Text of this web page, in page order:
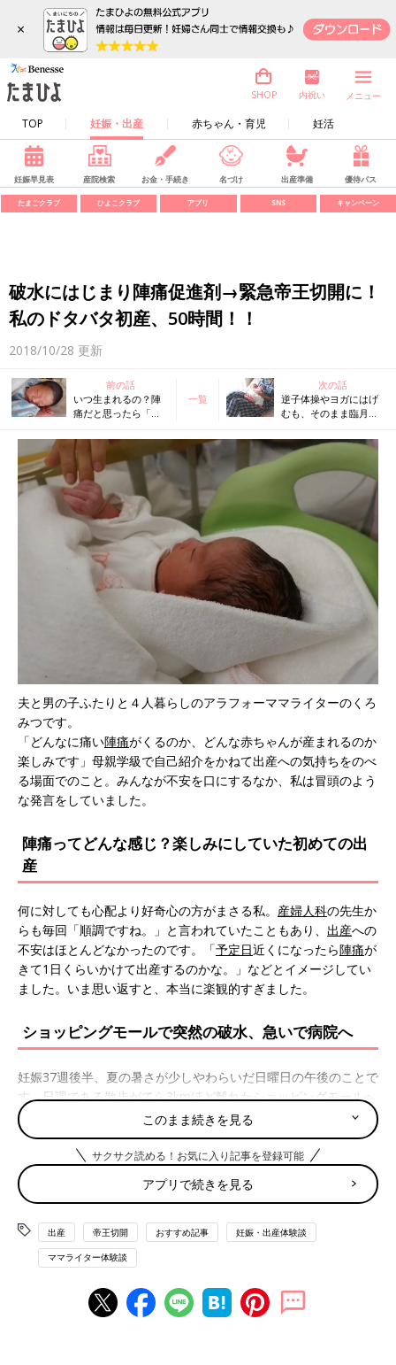
×
TOP 妊娠・出産 赤ちゃん・育児 妊活
SHOP 内祝い メニュー
妊娠早見表 産院検索 お金・手続き 名づけ 出産準備 優待パス
たまごクラブ ひよこクラブ アプリ SNS キャンペーン
破水にはじまり陣痛促進剤→緊急帝王切開に！
私のドタバタ初産、50時間！！
2018/10/28 更新
前の話
いつ生まれるの？陣
痛だと思ったら「前
宅。長引いた私の出
産
一覧
次の話
逆子体操やヨガにはげ
むも、そのまま臨月
体験記】
夫と男の子ふたりと４人暮らしのアラフォーママライターのくろ
みつです。
「どんなに痛い陣痛がくるのか、どんな赤ちゃんが産まれるのか
楽しみです」母親学級で自己紹介をかねて出産への気持ちをのべ
る場面でのこと。みんなが不安を口にするなか、私は冒頭のよう
な発言をしていました。
陣痛ってどんな感じ？楽しみにしていた初めての出
産
何に対しても心配より好奇心の方がまさる私。 産婦人科の先生か
らも毎回「順調ですね。」と言われていたこともあり、 出産への
不安はほとんどなかったのです。「予定日近くになったら陣痛が
きて1日くらいかけて出産するのかな。」などとイメージしてい
ました。いま思い返すと、本当に楽観的すぎました。
ショッピングモールで突然の破水、急いで病院へ
妊娠37週後半、夏の暑さが少しやわらいだ日曜日の午後のことで
す。日課である散歩がてら3kmほど離れたショッピングモールへ
出かけました。到着して一息ついた瞬間、「あれっ？んん？」と
下半身に違和感が。すぐさまトイレへかけこみ確認したところ
「これは破水だな」と確信しました。実は1週間前、破水かもし
れないと病院を訪れたのですが尿もれだったという出来事があ
り、その違いは何となくわかっていたのです。幸い休日だったの
院へ向かいました。助産師さんに確認してもらうとやはり破水と
のこと。「陣痛がきていないので、今晩は安静にして明日朝から
がんばりましょう」と言われ、そのまま入院になりました。
陣痛促進剤を使ってもお産がすすまず、緊急帝王切
このまま続きを見る
サクサク読める！お気に入り記事を登録可能
アプリで続きを見る
出産 帝王切開 おすすめ記事 妊娠・出産体験談
ママライター体験談